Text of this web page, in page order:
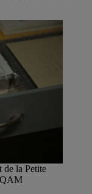
de la Petite